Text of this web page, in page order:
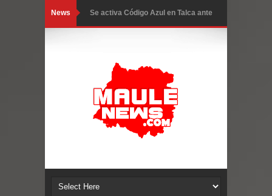
News GORE Maule figura tercero a nivel
traslados con $133 millones
Dos internos intentaron escapar por
un forado desde la cárcel de Talca
Temporal obliga a cerrar
Chancho en Talca tras caída de